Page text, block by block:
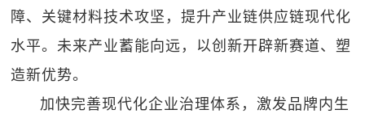
障、关键材料技术攻坚，提升产业链供应链现代化
水平。未来产业蓄能向远，以创新开辟新赛道、塑
造新优势。
加快完善现代化企业治理体系，激发品牌内生